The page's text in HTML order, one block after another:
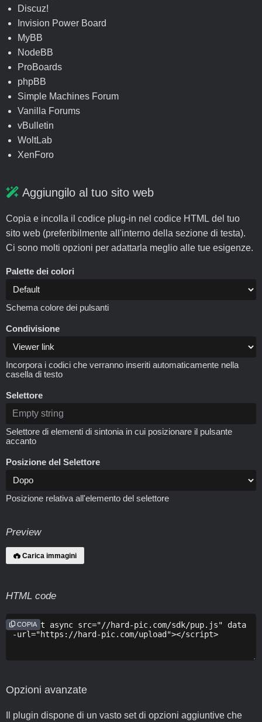
Discuz!
Invision Power Board
MyBB
NodeBB
ProBoards
phpBB
Simple Machines Forum
Vanilla Forums
vBulletin
WoltLab
XenForo
Aggiungilo al tuo sito web
Copia e incolla il codice plug-in nel codice HTML del tuo
sito web (preferibilmente all'interno della sezione di testa).
Ci sono molti opzioni per adattarla meglio alle tue esigenze.
Palette dei colori
Schema colore dei pulsanti
Condivisione
Incorpora i codici che verranno inseriti automaticamente nella
casella di testo
Selettore
Selettore di elementi di sintonia in cui posizionare il pulsante
accanto
Posizione del Selettore
Posizione relativa all'elemento del selettore
Preview
Carica immagini
HTML code
COPIA
Opzioni avanzate
Il plugin dispone di un vasto set di opzioni aggiuntive che